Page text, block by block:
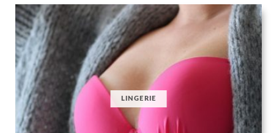
LINGERIE